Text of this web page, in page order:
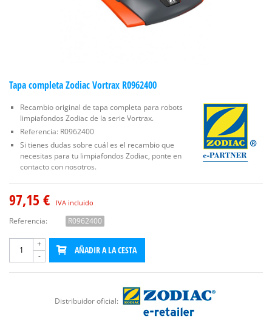
Tapa completa Zodiac Vortrax R0962400
Recambio original de tapa completa para robots
limpiafondos Zodiac de la serie Vortrax.
Referencia: R0962400
Si tienes dudas sobre cuál es el recambio que
necesitas para tu limpiafondos Zodiac, ponte en
contacto con nosotros.
97,15 € IVA incluido
Referencia: R0962400
-
+
AÑADIR A LA CESTA
Distribuidor oficial: